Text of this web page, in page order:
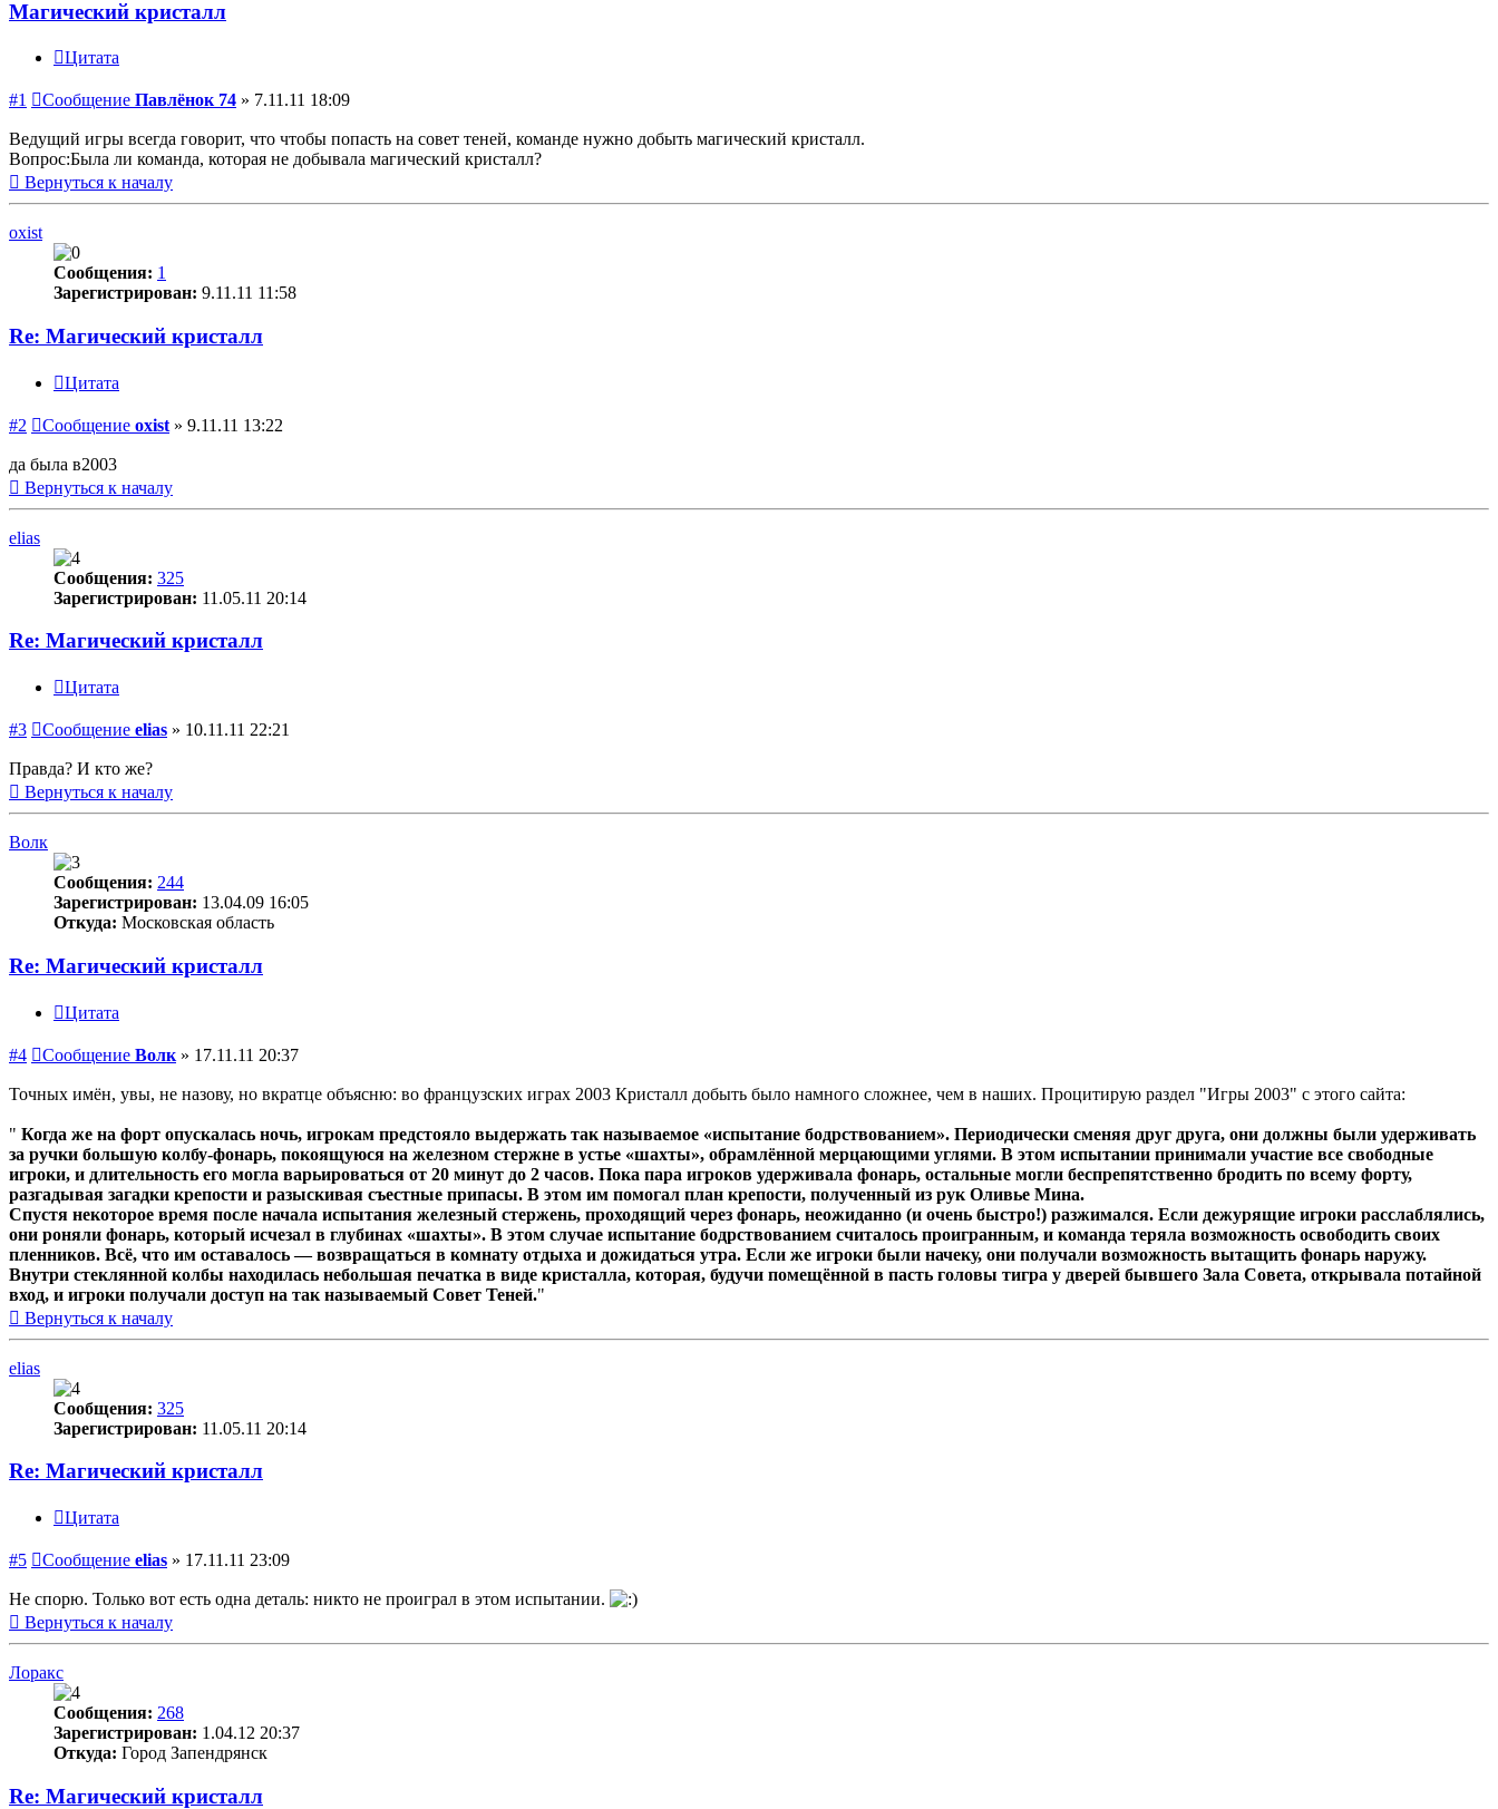
Магический кристалл
Цитата
#1 Сообщение Павлёнок 74 » 7.11.11 18:09
Ведущий игры всегда говорит, что чтобы попасть на совет теней, команде нужно добыть магический кристалл.
Вопрос:Была ли команда, которая не добывала магический кристалл?
Вернуться к началу
oxist
Сообщения: 1
Зарегистрирован: 9.11.11 11:58
Re: Магический кристалл
Цитата
#2 Сообщение oxist » 9.11.11 13:22
да была в2003
Вернуться к началу
elias
Сообщения: 325
Зарегистрирован: 11.05.11 20:14
Re: Магический кристалл
Цитата
#3 Сообщение elias » 10.11.11 22:21
Правда? И кто же?
Вернуться к началу
Волк
Сообщения: 244
Зарегистрирован: 13.04.09 16:05
Откуда: Московская область
Re: Магический кристалл
Цитата
#4 Сообщение Волк » 17.11.11 20:37
Точных имён, увы, не назову, но вкратце объясню: во французских играх 2003 Кристалл добыть было намного сложнее, чем в наших. Процитирую раздел "Игры 2003" с этого сайта:
" Когда же на форт опускалась ночь, игрокам предстояло выдержать так называемое «испытание бодрствованием». Периодически сменяя друг друга, они должны были удерживать
за ручки большую колбу-фонарь, покоящуюся на железном стержне в устье «шахты», обрамлённой мерцающими углями. В этом испытании принимали участие все свободные
игроки, и длительность его могла варьироваться от 20 минут до 2 часов. Пока пара игроков удерживала фонарь, остальные могли беспрепятственно бродить по всему форту,
разгадывая загадки крепости и разыскивая съестные припасы. В этом им помогал план крепости, полученный из рук Оливье Мина.
Спустя некоторое время после начала испытания железный стержень, проходящий через фонарь, неожиданно (и очень быстро!) разжимался. Если дежурящие игроки расслаблялись,
они роняли фонарь, который исчезал в глубинах «шахты». В этом случае испытание бодрствованием считалось проигранным, и команда теряла возможность освободить своих
пленников. Всё, что им оставалось — возвращаться в комнату отдыха и дожидаться утра. Если же игроки были начеку, они получали возможность вытащить фонарь наружу.
Внутри стеклянной колбы находилась небольшая печатка в виде кристалла, которая, будучи помещённой в пасть головы тигра у дверей бывшего Зала Совета, открывала потайной
вход, и игроки получали доступ на так называемый Совет Теней."
Вернуться к началу
elias
Сообщения: 325
Зарегистрирован: 11.05.11 20:14
Re: Магический кристалл
Цитата
#5 Сообщение elias » 17.11.11 23:09
Не спорю. Только вот есть одна деталь: никто не проиграл в этом испытании.
Вернуться к началу
Лоракс
Сообщения: 268
Зарегистрирован: 1.04.12 20:37
Откуда: Город Запендрянск
Re: Магический кристалл